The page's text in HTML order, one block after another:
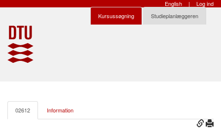
English |
Log ind
Kursussøgning
Studieplanlæggeren
02612 Information